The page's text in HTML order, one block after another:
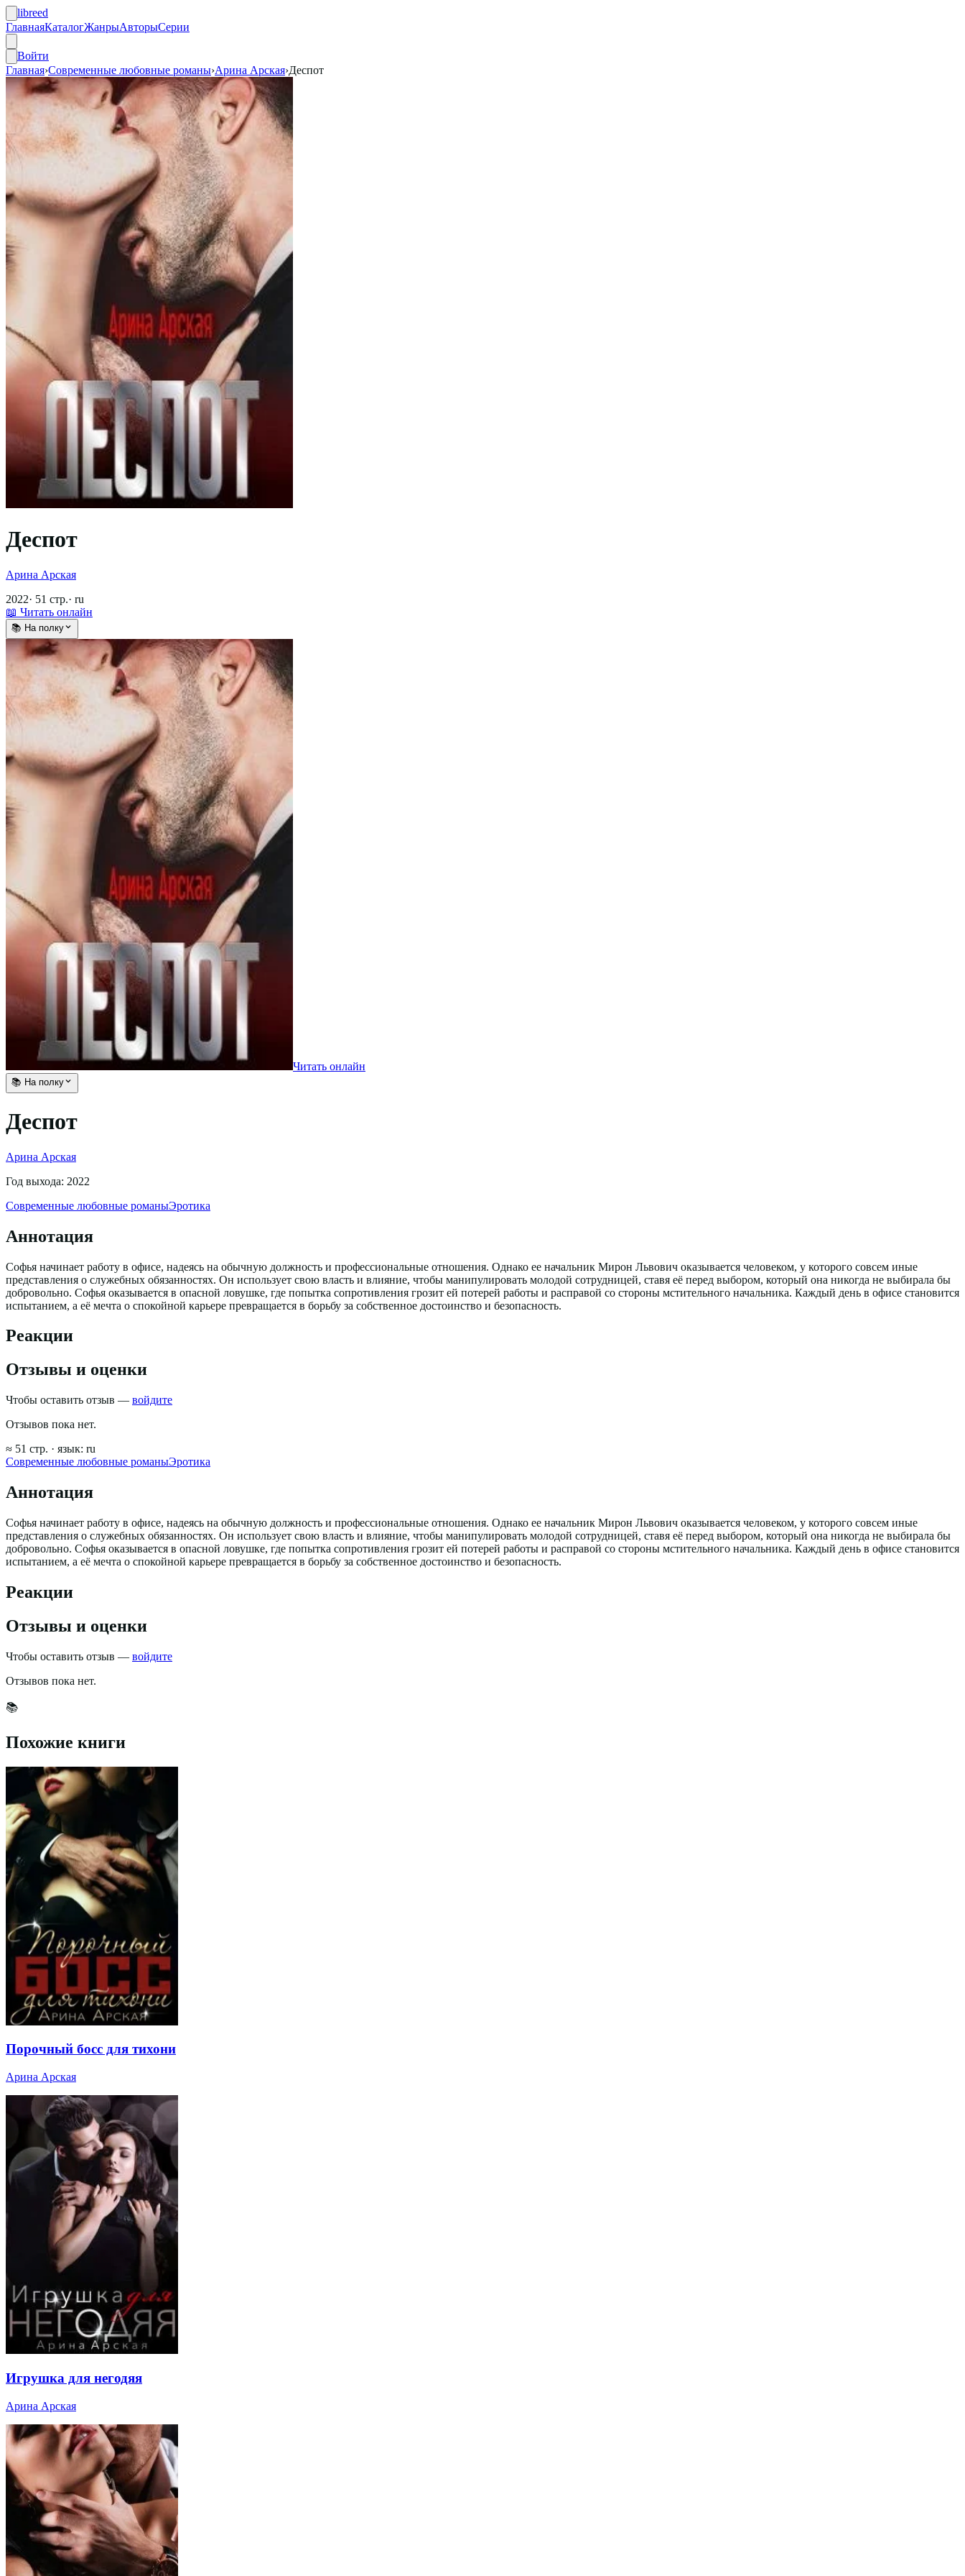
libreed
ГлавнаяКаталогЖанрыАвторыСерии
Войти
Главная›Современные любовные романы›Арина Арская›Деспот
Деспот
Арина Арская
2022· 51 стр.· ru
📖 Читать онлайн
📚 На полку
Читать онлайн
📚 На полку
Деспот
Арина Арская
Год выхода: 2022
Современные любовные романыЭротика
Аннотация
Софья начинает работу в офисе, надеясь на обычную должность и профессиональные отношения. Однако ее начальник Мирон Львович оказывается человеком, у которого совсем иные
представления о служебных обязанностях. Он использует свою власть и влияние, чтобы манипулировать молодой сотрудницей, ставя её перед выбором, который она никогда не выбирала бы
добровольно. Софья оказывается в опасной ловушке, где попытка сопротивления грозит ей потерей работы и расправой со стороны мстительного начальника. Каждый день в офисе становится
испытанием, а её мечта о спокойной карьере превращается в борьбу за собственное достоинство и безопасность.
Реакции
Отзывы и оценки
Чтобы оставить отзыв — войдите
Отзывов пока нет.
≈ 51 стр. · язык: ru
Современные любовные романыЭротика
Аннотация
Софья начинает работу в офисе, надеясь на обычную должность и профессиональные отношения. Однако ее начальник Мирон Львович оказывается человеком, у которого совсем иные
представления о служебных обязанностях. Он использует свою власть и влияние, чтобы манипулировать молодой сотрудницей, ставя её перед выбором, который она никогда не выбирала бы
добровольно. Софья оказывается в опасной ловушке, где попытка сопротивления грозит ей потерей работы и расправой со стороны мстительного начальника. Каждый день в офисе становится
испытанием, а её мечта о спокойной карьере превращается в борьбу за собственное достоинство и безопасность.
Реакции
Отзывы и оценки
Чтобы оставить отзыв — войдите
Отзывов пока нет.
📚
Похожие книги
Порочный босс для тихони
Арина Арская
Игрушка для негодяя
Арина Арская